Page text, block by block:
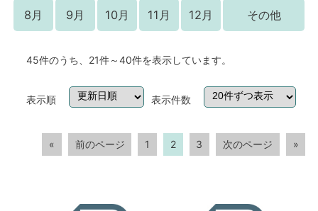
8月 9月 10月 11月 12月 その他
45件のうち、21件～40件を表示しています。
表示順 表示件数
« 前のページ 1 2 3 次のページ »